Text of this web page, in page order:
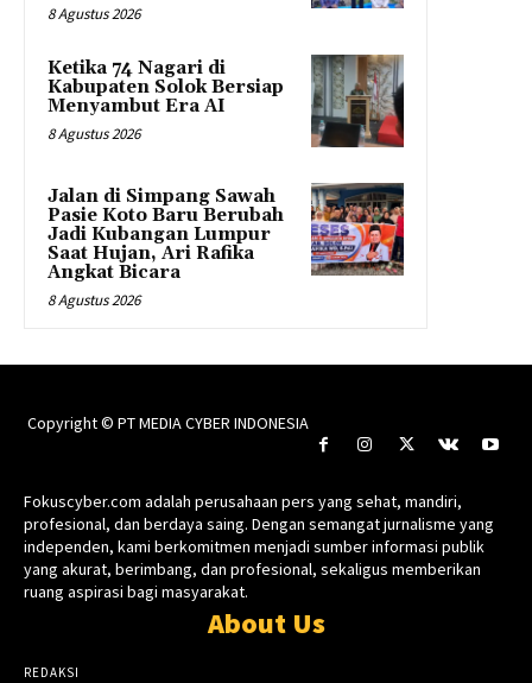
8 Agustus 2026
Ketika 74 Nagari di
Kabupaten Solok Bersiap
Menyambut Era AI
8 Agustus 2026
Jalan di Simpang Sawah
Pasie Koto Baru Berubah
Jadi Kubangan Lumpur
Saat Hujan, Ari Rafika
Angkat Bicara
8 Agustus 2026
Copyright © PT MEDIA CYBER INDONESIA
Fokuscyber.com adalah perusahaan pers yang sehat, mandiri,
profesional, dan berdaya saing. Dengan semangat jurnalisme yang
independen, kami berkomitmen menjadi sumber informasi publik
yang akurat, berimbang, dan profesional, sekaligus memberikan
ruang aspirasi bagi masyarakat.
About Us
REDAKSI